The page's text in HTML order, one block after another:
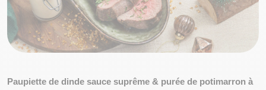
Paupiette de dinde sauce suprême & purée de potimarron à